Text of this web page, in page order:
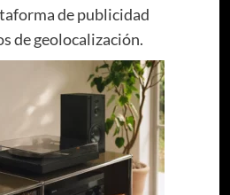
de publicidad
de geolocalización.